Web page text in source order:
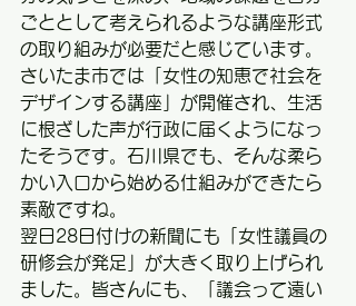
ごととして考えられるような講座形式
の取り組みが必要だと感じています。
さいたま市では「女性の知恵で社会を
デザインする講座」が開催され、生活
に根ざした声が行政に届くようになっ
たそうです。石川県でも、そんな柔ら
かい入口から始める仕組みができたら
素敵ですね。
翌日28日付けの新聞にも「女性議員の
研修会が発足」が大きく取り上げられ
ました。皆さんにも、「議会って遠い